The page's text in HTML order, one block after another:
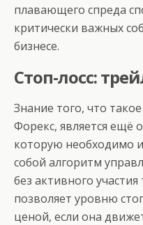
плавающего спреда
критически важных
бизнесе.
Стоп-лосс:
Знание того, что
Форекс, является
которую необходимо
собой алгоритм
без активного
позволяет уровню
ценой, если она